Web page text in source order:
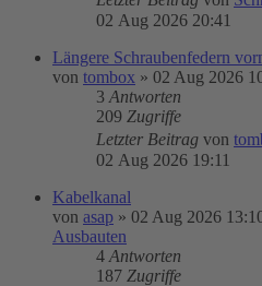
02 Aug 2026 20:41
Längere Schraubenfedern
von tombox » 02 Aug 2026
3 Antworten
209 Zugriffe
Letzter Beitrag von
02 Aug 2026 19:11
Kabelkanal
von asap » 02 Aug 2026
Ausbauten
4 Antworten
187 Zugriffe